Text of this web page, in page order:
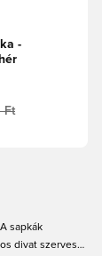
-
Ft
sapkák
divat szerves